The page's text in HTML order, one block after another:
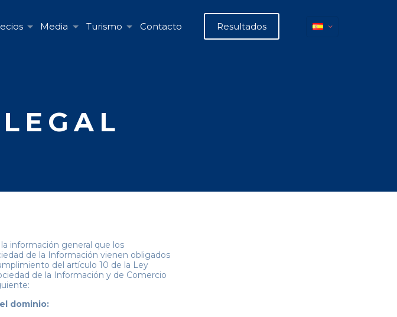
Media Turismo Contacto Resultados
información general que los
de la Información vienen obligados
del artículo 10 de la Ley
de la Información y de Comercio
dominio: